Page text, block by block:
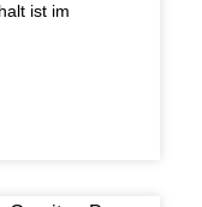
ist im